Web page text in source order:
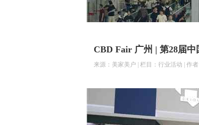
CBD Fair 广州 | 第28届
来源：美家美户 | 栏目：行业活动 | 作